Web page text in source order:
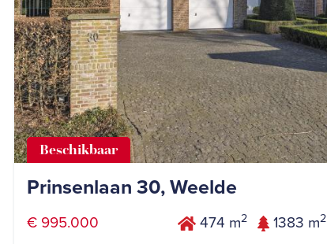
Beschikbaar
Prinsenlaan 30, Weelde
€ 995.000 474 m2 1383 m2